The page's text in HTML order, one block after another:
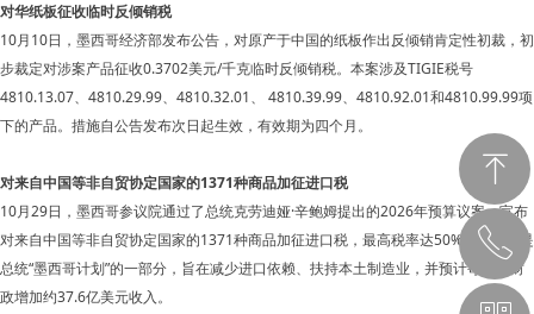
对华纸板征收临时反倾销税
10月10日，墨西哥经济部发布公告，对原产于中国的纸板作出反倾销肯定性初裁，初
步裁定对涉案产品征收0.3702美元/千克临时反倾销税。本案涉及TIGIE税号
4810.13.07、4810.29.99、4810.32.01、 4810.39.99、4810.92.01和4810.99.99项
下的产品。措施自公告发布次日起生效，有效期为四个月。
对来自中国等非自贸协定国家的1371种商品加征进口税
10月29日，墨西哥参议院通过了总统克劳迪娅·辛鲍姆提出的2026年预算议案，宣布
对来自中国等非自贸协定国家的1371种商品加征进口税，最高税率达50%。该提案是
总统“墨西哥计划”的一部分，旨在减少进口依赖、扶持本土制造业，并预计每年为财
政增加约37.6亿美元收入。
ꁸ
回到顶部
ꂅ